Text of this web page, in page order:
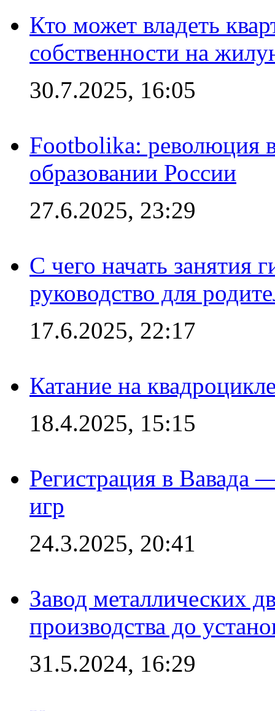
Кто может владеть
собственности на
30.7.2025, 16:05
Footbolika: революция
образовании России
27.6.2025, 23:29
С чего начать занятия
руководство для
17.6.2025, 22:17
Катание на
18.4.2025, 15:15
Регистрация в Вавада
игр
24.3.2025, 20:41
Завод металлических
производства до
31.5.2024, 16:29